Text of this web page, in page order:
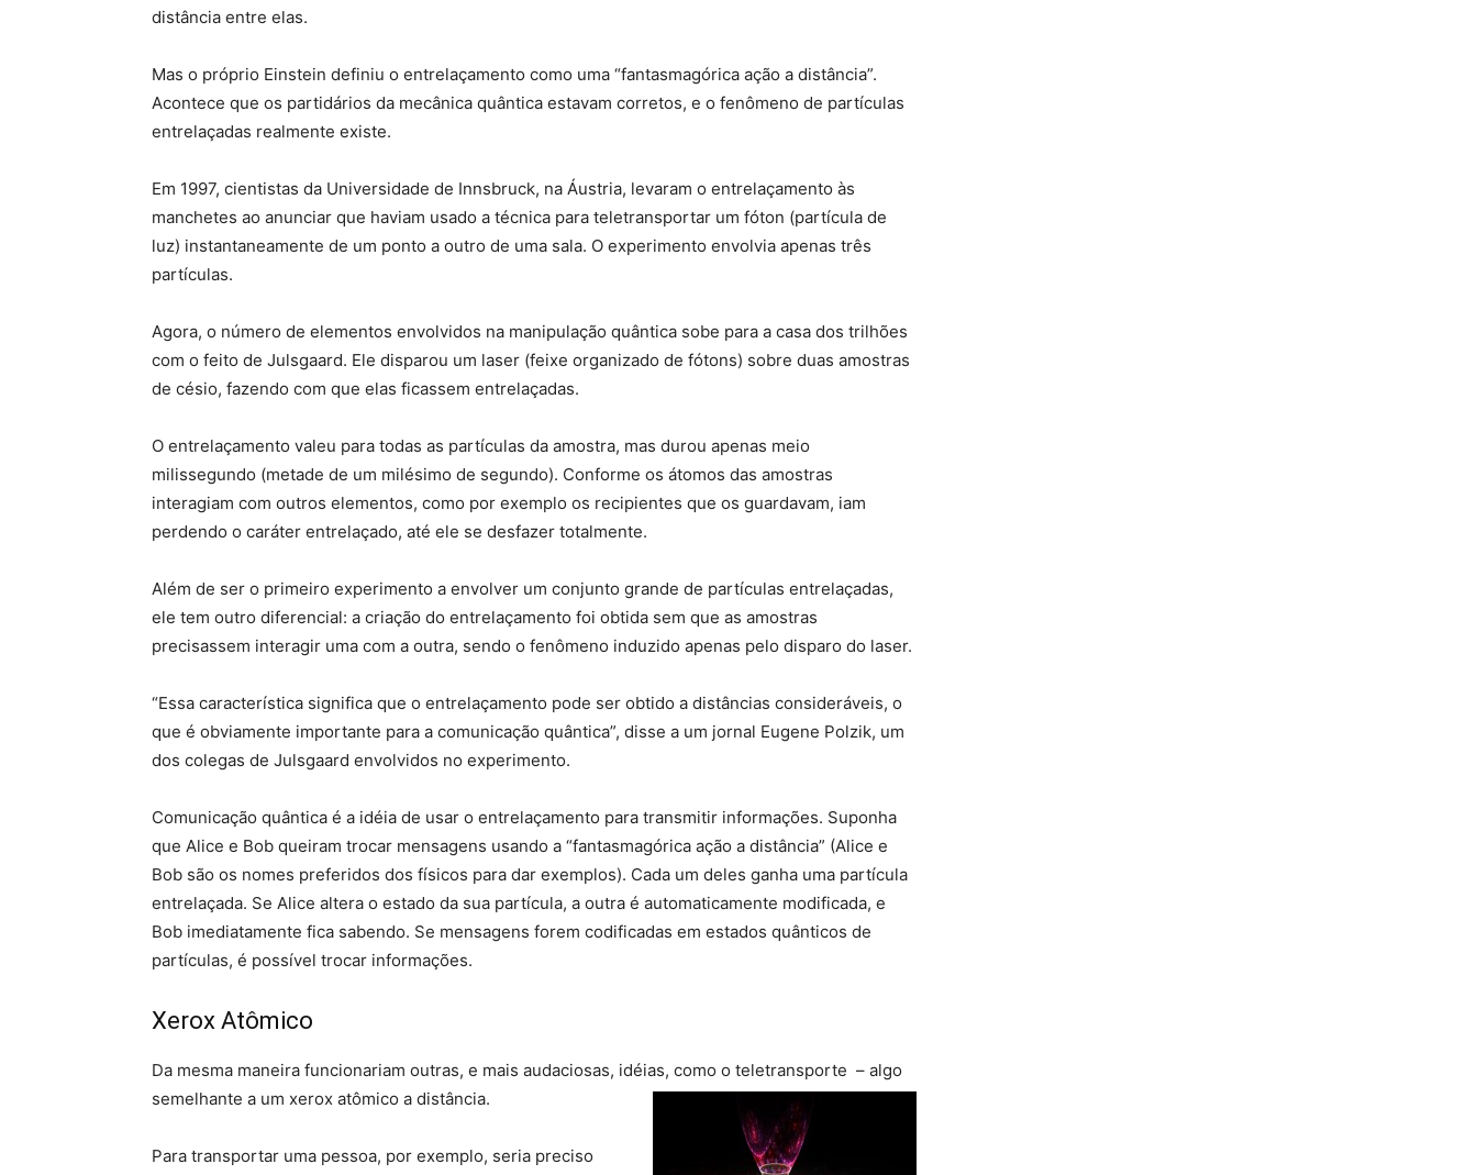
distância entre elas.
Mas o próprio Einstein definiu o entrelaçamento como uma “fantasmagórica ação a distância”.
Acontece que os partidários da mecânica quântica estavam corretos, e o fenômeno de partículas
entrelaçadas realmente existe.
Em 1997, cientistas da Universidade de Innsbruck, na Áustria, levaram o entrelaçamento às
manchetes ao anunciar que haviam usado a técnica para teletransportar um fóton (partícula de
luz) instantaneamente de um ponto a outro de uma sala. O experimento envolvia apenas três
partículas.
Agora, o número de elementos envolvidos na manipulação quântica sobe para a casa dos trilhões
com o feito de Julsgaard. Ele disparou um laser (feixe organizado de fótons) sobre duas amostras
de césio, fazendo com que elas ficassem entrelaçadas.
O entrelaçamento valeu para todas as partículas da amostra, mas durou apenas meio
milissegundo (metade de um milésimo de segundo). Conforme os átomos das amostras
interagiam com outros elementos, como por exemplo os recipientes que os guardavam, iam
perdendo o caráter entrelaçado, até ele se desfazer totalmente.
Além de ser o primeiro experimento a envolver um conjunto grande de partículas entrelaçadas,
ele tem outro diferencial: a criação do entrelaçamento foi obtida sem que as amostras
precisassem interagir uma com a outra, sendo o fenômeno induzido apenas pelo disparo do laser.
“Essa característica significa que o entrelaçamento pode ser obtido a distâncias consideráveis, o
que é obviamente importante para a comunicação quântica”, disse a um jornal Eugene Polzik, um
dos colegas de Julsgaard envolvidos no experimento.
Comunicação quântica é a idéia de usar o entrelaçamento para transmitir informações. Suponha
que Alice e Bob queiram trocar mensagens usando a “fantasmagórica ação a distância” (Alice e
Bob são os nomes preferidos dos físicos para dar exemplos). Cada um deles ganha uma partícula
entrelaçada. Se Alice altera o estado da sua partícula, a outra é automaticamente modificada, e
Bob imediatamente fica sabendo. Se mensagens forem codificadas em estados quânticos de
partículas, é possível trocar informações.
Xerox Atômico
Da mesma maneira funcionariam outras, e mais audaciosas, idéias, como o teletransporte – algo
semelhante a um xerox atômico a distância.
Para transportar uma pessoa, por exemplo, seria preciso